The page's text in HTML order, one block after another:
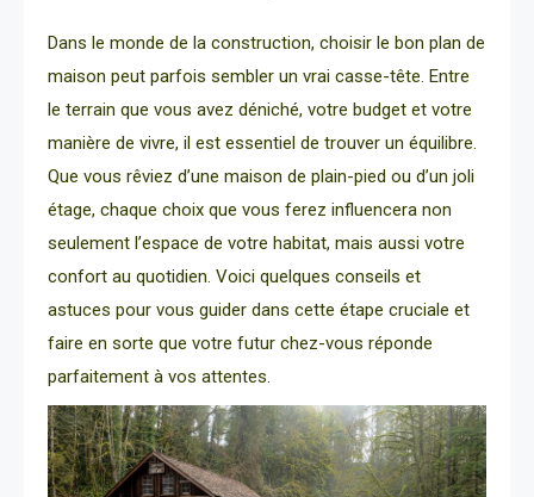
Dans le monde de la construction, choisir le bon plan de
maison peut parfois sembler un vrai casse-tête. Entre
le terrain que vous avez déniché, votre budget et votre
manière de vivre, il est essentiel de trouver un équilibre.
Que vous rêviez d’une maison de plain-pied ou d’un joli
étage, chaque choix que vous ferez influencera non
seulement l’espace de votre habitat, mais aussi votre
confort au quotidien. Voici quelques conseils et
astuces pour vous guider dans cette étape cruciale et
faire en sorte que votre futur chez-vous réponde
parfaitement à vos attentes.